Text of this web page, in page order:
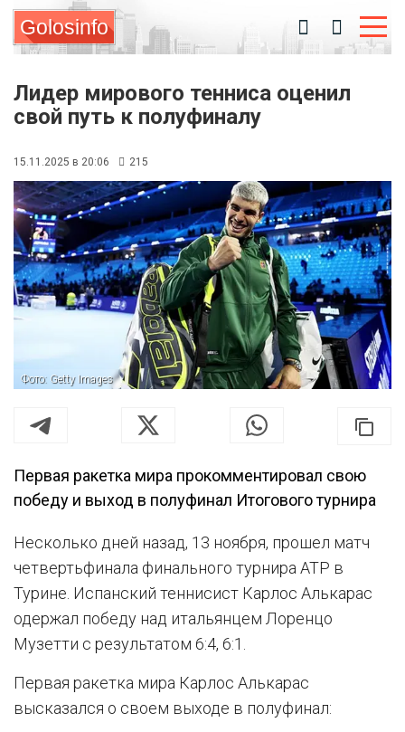
Golosinfo
Лидер мирового тенниса оценил
свой путь к полуфиналу
15.11.2025 в 20:06 215
Фото: Getty Images
Первая ракетка мира прокомментировал свою
победу и выход в полуфинал Итогового турнира
Несколько дней назад, 13 ноября, прошел матч
четвертьфинала финального турнира ATP в
Турине. Испанский теннисист Карлос Алькарас
одержал победу над итальянцем Лоренцо
Музетти с результатом 6:4, 6:1.
Первая ракетка мира Карлос Алькарас
высказался о своем выходе в полуфинал: